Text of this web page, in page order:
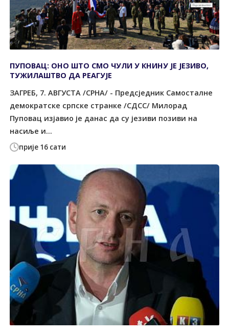
прије 16 сати
ПУПОВАЦ: ОНО ШТО СМО ЧУЛИ У КНИНУ ЈЕ ЈЕЗИВО,
ТУЖИЛАШТВО ДА РЕАГУЈЕ
ЗАГРЕБ, 7. АВГУСТА /СРНА/ - Предсједник Самосталне
демократске српске странке /СДСС/ Милорад
Пуповац изјавио је данас да су језиви позиви на
насиље и...